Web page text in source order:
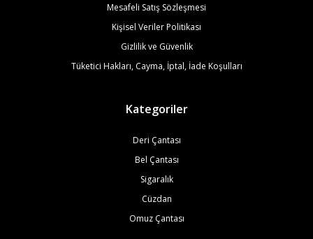
Mesafeli Satış Sözleşmesi
Kişisel Veriler Politikası
Gizlilik ve Güvenlik
Tüketici Hakları, Cayma, İptal, İade Koşulları
Kategoriler
Deri Çantası
Bel Çantası
Sigaralık
Cüzdan
Omuz Çantası